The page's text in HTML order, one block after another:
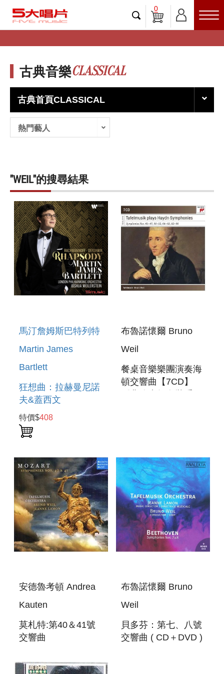
0
古典音樂CLASSICAL
古典首頁CLASSICAL
熱門藝人
"WEIL"的搜尋結果
馬汀詹姆斯巴特列特
Martin James
Bartlett
狂想曲：拉赫曼尼諾
夫&蓋西文
RHAPSODY:
RACHMANINOFF,
GERSHWIN
特價$408
布魯諾懷爾 Bruno
Weil
餐桌音樂樂團演奏海
頓交響曲【7CD】
安德魯考頓 Andrea
Kauten
莫札特:第40＆41號
交響曲
40＆41
布魯諾懷爾 Bruno
Weil
貝多芬：第七、八號
交響曲 ( CD＋DVD )